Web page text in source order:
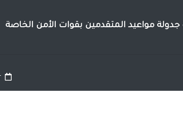
جدولة مواعيد المتقدمين بقوات الأمن الخاصة